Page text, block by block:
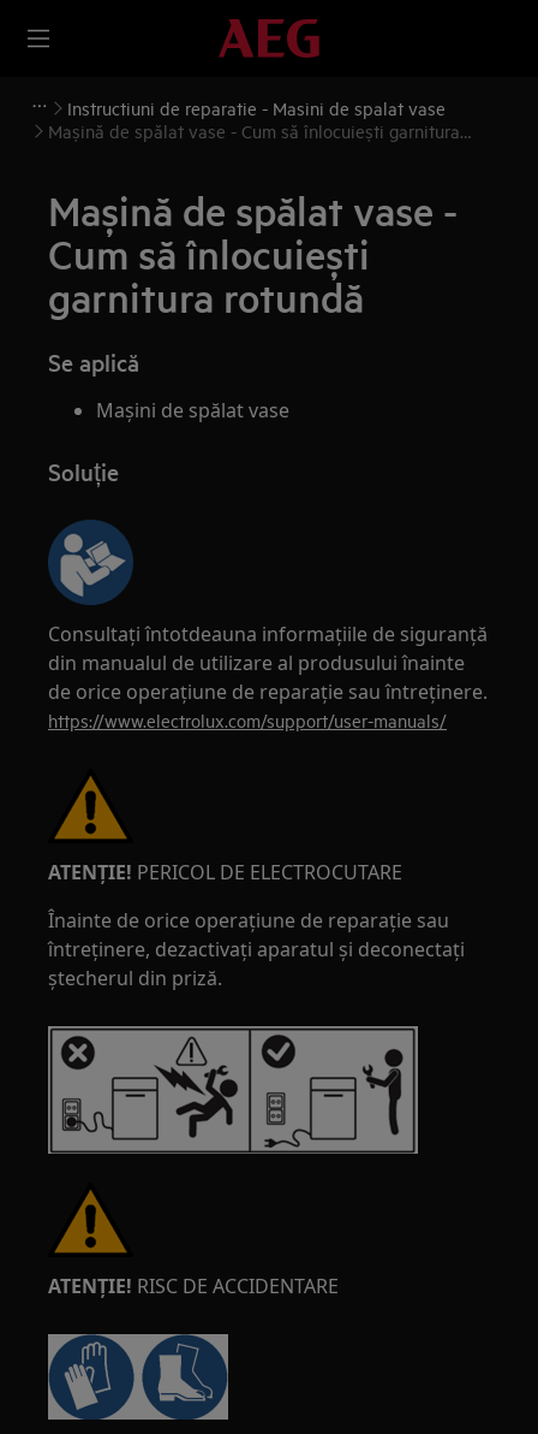
Instructiuni de reparatie - Masini de spalat vase
Mașină de spălat vase - Cum să înlocuiești garnitura
Mașină de spălat vase -
Cum să înlocuiești
garnitura rotundă
Se aplică
Mașini de spălat vase
Soluție
Consultați întotdeauna informațiile de siguranță
din manualul de utilizare al produsului înainte
de orice operațiune de reparație sau întreținere.
https://www.electrolux.com/support/user-manuals/
ATENȚIE! PERICOL DE ELECTROCUTARE
Înainte de orice operațiune de reparație sau
întreținere, dezactivați aparatul și deconectați
ștecherul din priză.
ATENȚIE! RISC DE ACCIDENTARE